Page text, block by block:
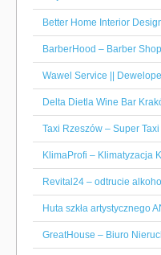
Better Home Interior
BarberHood – Barber
Wawel Service ||
Delta Dietla Wine Bar
Taxi Rzeszów – Super
KlimaProfi – Klimatyzacja
Revital24 – odtrucie
Huta szkła artystycznego
GreatHouse – Biuro